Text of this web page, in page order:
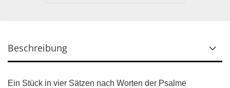
Beschreibung
Ein Stück in vier Sätzen nach Worten der Psalme